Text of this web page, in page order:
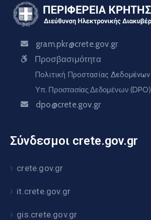
gram.pkr@crete.gov.gr
Προσβασιμότητα
Πολιτική Προστασίας Δεδομένων
Υπ. Προστασίας Δεδομένων (DPO)
dpo@crete.gov.gr
Σύνδεσμοι crete.gov.gr
crete.gov.gr
it.crete.gov.gr
gis.crete.gov.gr